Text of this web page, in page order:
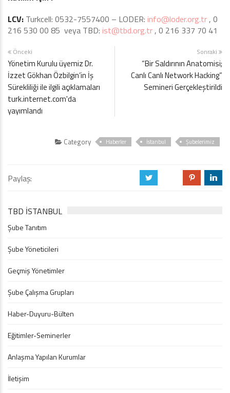
LCV: Turkcell: 0532-7557400 – LODER: info@loder.org.tr, 0
216 530 00 85 veya TBD: ist@tbd.org.tr, 0 216 337 70 41
Önceki
Yönetim Kurulu üyemiz Dr.
İzzet Gökhan Özbilgin’in İş
Sürekliliği ile ilgili açıklamaları
turk.internet.com'da
yayımlandı
Sonraki
“Bir Saldırının Anatomisi;
Canlı Canlı Network Hacking”
Semineri Gerçekleştirildi
Category Haberler İstanbul Şubelerimiz
Paylaş: a d j
TBD İSTANBUL
Şube Tanıtım
Şube Yöneticileri
Geçmiş Yönetimler
Şube Çalışma Grupları
Haber-Duyuru-Bülten
Eğitimler-Seminerler
Anlaşma Yapılan Kurumlar
İletişim